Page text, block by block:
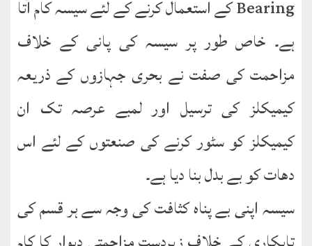
Bearing کے استعمال کرنے کے لئے سیسہ کام آتا
ہے۔ خاص طور پر سیسہ کی پانی کے خلاف
مزاحمت کی صفت نے بحری جہازوں کے ذریعہ
کیمیکلز کی ترسیل اور لمبے عرصہ تک ان
کیمیکلز کو سٹور کرنے کی صنعتوں کے لئے اس
دھات کو بے بدل بنا دیا ہے۔
سیسہ اپنی بے پناہ کثافت کی وجہ سے ہر قسم کی